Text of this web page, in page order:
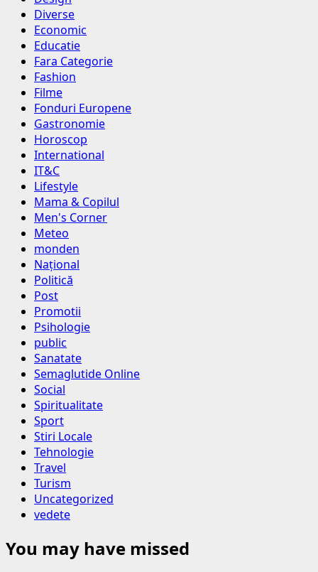
Diverse
Economic
Educatie
Fara Categorie
Fashion
Filme
Fonduri Europene
Gastronomie
Horoscop
International
IT&C
Lifestyle
Mama & Copilul
Men's Corner
Meteo
monden
Național
Politică
Post
Promotii
Psihologie
public
Sanatate
Semaglutide Online
Social
Spiritualitate
Sport
Stiri Locale
Tehnologie
Travel
Turism
Uncategorized
vedete
You may have missed